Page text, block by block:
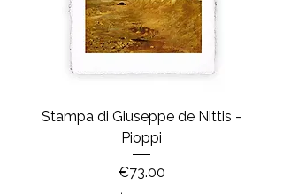
Stampa di Giuseppe de Nittis -
Pioppi
Price
€73.00